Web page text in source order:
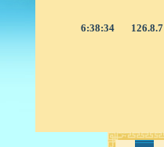
6:38:34 126.8.7